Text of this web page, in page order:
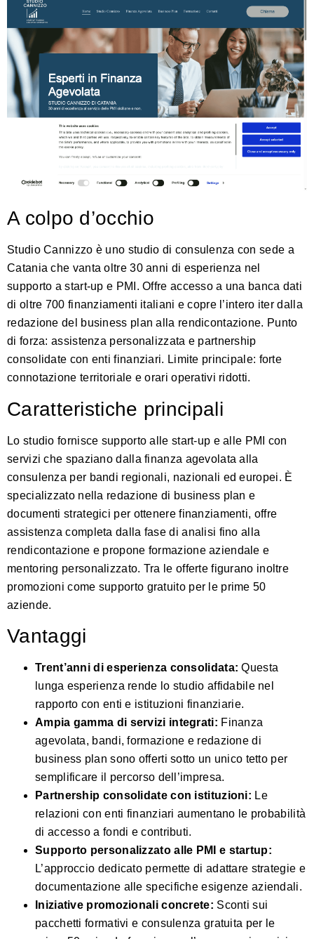
A colpo d’occhio
Studio Cannizzo è uno studio di consulenza con sede a
Catania che vanta oltre 30 anni di esperienza nel
supporto a start‑up e PMI. Offre accesso a una banca dati
di oltre 700 finanziamenti italiani e copre l’intero iter dalla
redazione del business plan alla rendicontazione. Punto
di forza: assistenza personalizzata e partnership
consolidate con enti finanziari. Limite principale: forte
connotazione territoriale e orari operativi ridotti.
Caratteristiche principali
Lo studio fornisce supporto alle start‑up e alle PMI con
servizi che spaziano dalla finanza agevolata alla
consulenza per bandi regionali, nazionali ed europei. È
specializzato nella redazione di business plan e
documenti strategici per ottenere finanziamenti, offre
assistenza completa dalla fase di analisi fino alla
rendicontazione e propone formazione aziendale e
mentoring personalizzato. Tra le offerte figurano inoltre
promozioni come supporto gratuito per le prime 50
aziende.
Vantaggi
Trent’anni di esperienza consolidata: Questa
lunga esperienza rende lo studio affidabile nel
rapporto con enti e istituzioni finanziarie.
Ampia gamma di servizi integrati: Finanza
agevolata, bandi, formazione e redazione di
business plan sono offerti sotto un unico tetto per
semplificare il percorso dell’impresa.
Partnership consolidate con istituzioni: Le
relazioni con enti finanziari aumentano le probabilità
di accesso a fondi e contributi.
Supporto personalizzato alle PMI e startup:
L’approccio dedicato permette di adattare strategie e
documentazione alle specifiche esigenze aziendali.
Iniziative promozionali concrete: Sconti sui
pacchetti formativi e consulenza gratuita per le